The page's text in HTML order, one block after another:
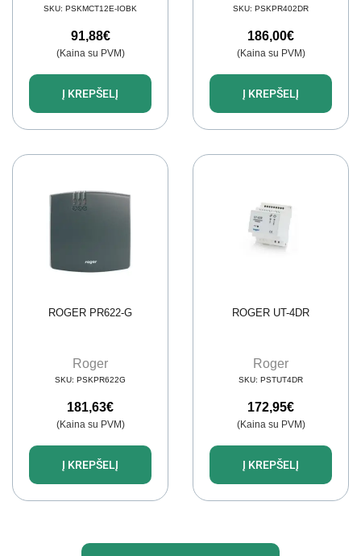
SKU: PSKMCT12E-IOBK
91,88€
(Kaina su PVM)
Į KREPŠELĮ
SKU: PSKPR402DR
186,00€
(Kaina su PVM)
Į KREPŠELĮ
ROGER PR622-G
Roger
SKU: PSKPR622G
181,63€
(Kaina su PVM)
Į KREPŠELĮ
ROGER UT-4DR
Roger
SKU: PSTUT4DR
172,95€
(Kaina su PVM)
Į KREPŠELĮ